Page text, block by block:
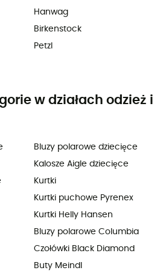
Hanwag
Birkenstock
Petzl
w działach odzież i
Bluzy polarowe dziecięce
Kalosze Aigle dziecięce
Kurtki
Kurtki puchowe Pyrenex
Kurtki Helly Hansen
Bluzy polarowe Columbia
Czołówki Black Diamond
Buty Meindl